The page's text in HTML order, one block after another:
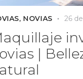
, NOVIAS 26
|